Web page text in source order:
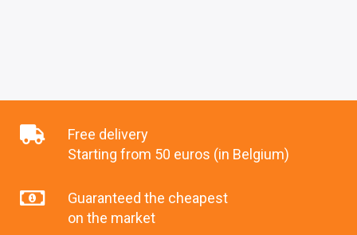
Free delivery
Starting from 50 euros (in Belgium)
Guaranteed the cheapest
on the market